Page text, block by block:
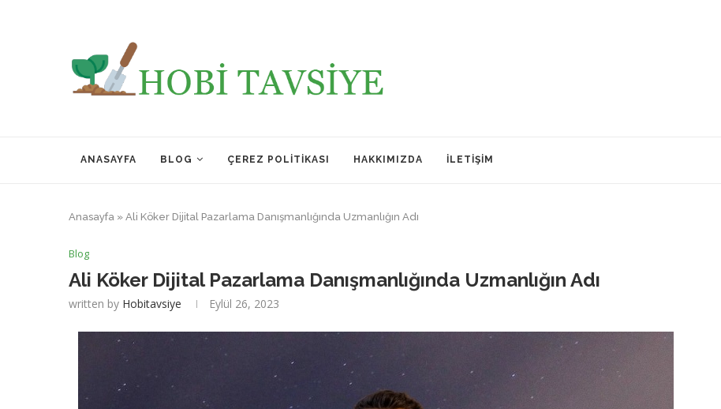
ANASAYFA BLOG ÇEREZ POLITIKASI HAKKIMIZDA İLETIŞIM
Anasayfa » Ali Köker Dijital Pazarlama Danışmanlığında Uzmanlığın Adı
Blog
Ali Köker Dijital Pazarlama Danışmanlığında Uzmanlığın Adı
written by Hobitavsiye Eylül 26, 2023